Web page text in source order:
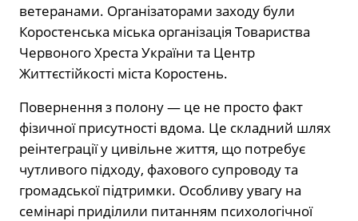
ветеранами. Організаторами заходу були
Коростенська міська організація Товариства
Червоного Хреста України та Центр
Життєстійкості міста Коростень.
Повернення з полону — це не просто факт
фізичної присутності вдома. Це складний шлях
реінтеграції у цивільне життя, що потребує
чутливого підходу, фахового супроводу та
громадської підтримки. Особливу увагу на
семінарі приділили питанням психологічної